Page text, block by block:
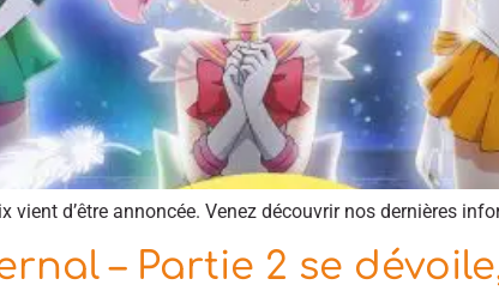
d’être annoncée. Venez découvrir nos dernières
– Partie 2 se